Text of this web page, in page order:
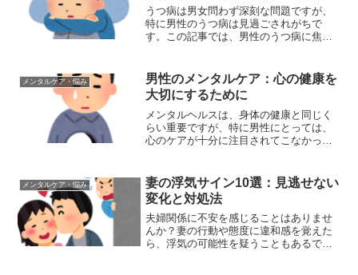
うつ病は男女問わず深刻な問題ですが、
特に男性のうつ病は見過ごされがちで
す。この記事では、男性のうつ病に焦点
病：隠れた苦しみと向き合うために男性
のうつ病は、しばしば見逃さ...
メンタルケア・悩み
男性のメンタルケア：心の健康を
大切にするために
メンタルヘルスは、身体の健康と同じく
らい重要ですが、特に男性にとっては、
心のケアが十分に注目されてこなかった
た社会的な期待を受けることが多く、こ
れが心理的な負担や心の不...
メンタルケア・悩み
妻の浮気サイン10選：見逃せない
変化と対処法
夫婦関係に不安を感じることはありませ
んか？妻の行動や態度に違和感を覚えた
ら、浮気の可能性を疑うこともあるでし